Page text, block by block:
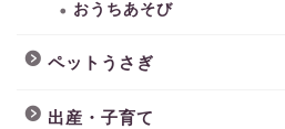
おうちあそび
ペットうさぎ
出産・子育て